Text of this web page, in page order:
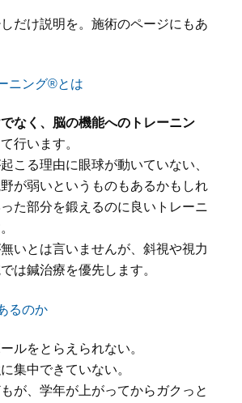
だけ説明を。施術のページにもあ
ニング®とは
なく、脳の機能へのトレーニン
行います。
こる理由に眼球が動いていない、
が弱いというものもあるかもしれ
た部分を鍛えるのに良いトレーニ
いとは言いませんが、斜視や視力
は鍼治療を優先します。
るのか
ールをとらえられない。
集中できていない。
が、学年が上がってからガクっと